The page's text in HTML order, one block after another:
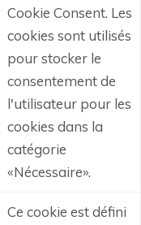
Cookie Consent. Les
cookies sont utilisés
pour stocker le
consentement de
l'utilisateur pour les
cookies dans la
catégorie
«Nécessaire».
Ce cookie est défini